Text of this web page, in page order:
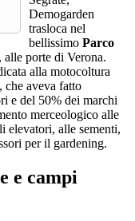
Demogarden
trasloca nel
bellissimo Parco
porte di Verona.
alla motocoltura
che aveva fatto
e del 50% dei marchi
merceologico alle
elevatori, alle sementi,
per il gardening.
e campi